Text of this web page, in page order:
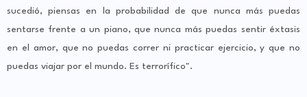
sucedió, piensas en la probabilidad de que nunca más puedas
sentarse frente a un piano, que nunca más puedas sentir éxtasis
en el amor, que no puedas correr ni practicar ejercicio, y que no
puedas viajar por el mundo. Es terrorífico".